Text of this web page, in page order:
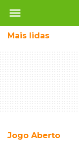
menu
Mais lidas
Jogo Aberto